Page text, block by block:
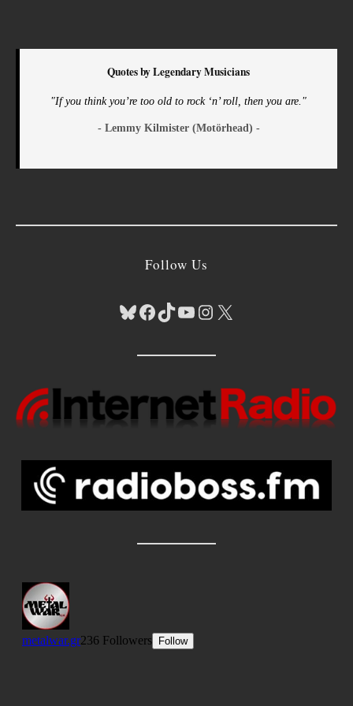
Quotes by Legendary Musicians
"If you think you’re too old to rock ‘n’ roll, then you are."
- Lemmy Kilmister (Motörhead) -
Follow Us